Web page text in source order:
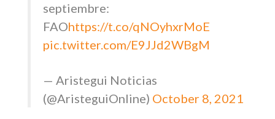
septiembre:
FAOhttps://t.co/qNOyhxrMoE
pic.twitter.com/E9JJd2WBgM
— Aristegui Noticias
(@AristeguiOnline) October 8, 2021